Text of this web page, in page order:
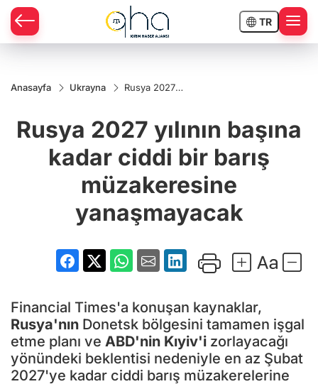
TR
Anasayfa Ukrayna
Rusya 2027
barış
müzakeresine
yanaşmayacak
Rusya 2027 yılının başına
kadar ciddi bir barış
müzakeresine
yanaşmayacak
Financial Times'a konuşan kaynaklar,
Rusya'nın Donetsk bölgesini tamamen işgal
etme planı ve ABD'nin Kıyiv'i zorlayacağı
yönündeki beklentisi nedeniyle en az Şubat
2027'ye kadar ciddi barış müzakerelerine